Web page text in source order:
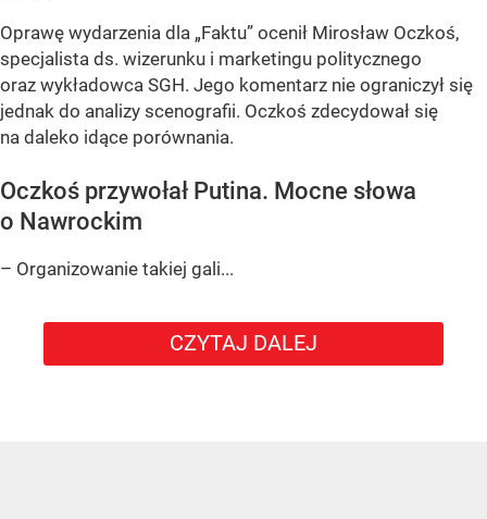
Oprawę wydarzenia dla „Faktu” ocenił Mirosław Oczkoś,
specjalista ds. wizerunku i marketingu politycznego
oraz wykładowca SGH. Jego komentarz nie ograniczył się
jednak do analizy scenografii. Oczkoś zdecydował się
na daleko idące porównania.
Oczkoś przywołał Putina. Mocne słowa
o Nawrockim
– Organizowanie takiej gali...
CZYTAJ DALEJ